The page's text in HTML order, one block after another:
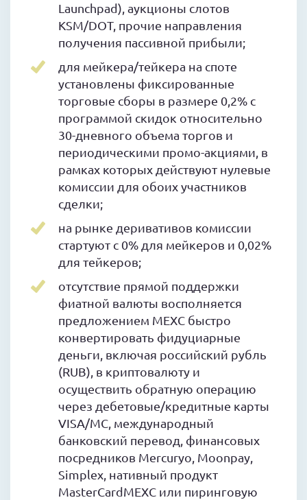
Launchpad), аукционы слотов
KSM/DOT, прочие направления
получения пассивной прибыли;
для мейкера/тейкера на споте
установлены фиксированные
торговые сборы в размере 0,2% с
программой скидок относительно
30-дневного объема торгов и
периодическими промо-акциями, в
рамках которых действуют нулевые
комиссии для обоих участников
сделки;
на рынке деривативов комиссии
стартуют с 0% для мейкеров и 0,02%
для тейкеров;
отсутствие прямой поддержки
фиатной валюты восполняется
предложением MEXC быстро
конвертировать фидуциарные
деньги, включая российский рубль
(RUB), в криптовалюту и
осуществить обратную операцию
через дебетовые/кредитные карты
VISA/MC, международный
банковский перевод, финансовых
посредников Mercuryo, Moonpay,
Simplex, нативный продукт
MasterCardMEXC или пиринговую